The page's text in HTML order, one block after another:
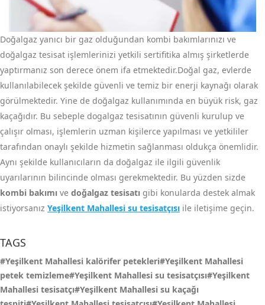
Doğalgaz yanıcı bir gaz olduğundan kombi bakımlarınızı ve
doğalgaz tesisat işlemlerinizi yetkili sertifitika almış şirketlerde
yaptırmanız son derece önem ifa etmektedir.Doğal gaz, evlerde
kullanılabilecek şekilde güvenli ve temiz bir enerji kaynağı olarak
görülmektedir. Yine de doğalgaz kullanımında en büyük risk, gaz
kaçağıdır. Bu sebeple dogalgaz tesisatının güvenli kurulup ve
çalışır olması, işlemlerin uzman kişilerce yapılması ve yetkililer
tarafından onaylı şekilde hizmetin sağlanması oldukça önemlidir.
Aynı şekilde kullanıcıların da doğalgaz ile ilgili güvenlik
uyarılarının bilincinde olması gerekmektedir. Bu yüzden sizde
kombi bakımı ve doğalgaz tesisatı gibi konularda destek almak
istiyorsanız Yeşilkent Mahallesi su tesisatçısı ile iletişime geçin.
TAGS
#Yeşilkent Mahallesi kalörifer petekleri#Yeşilkent Mahallesi
petek temizleme#Yeşilkent Mahallesi su tesisatçısı#Yeşilkent
Mahallesi tesisatçı#Yeşilkent Mahallesi su kaçağı